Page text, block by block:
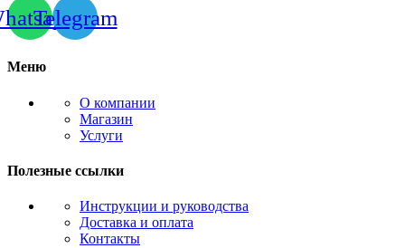
Telegram
Меню
О компании
Магазин
Услуги
Полезные ссылки
Инструкции и руководства
Доставка и оплата
Контакты